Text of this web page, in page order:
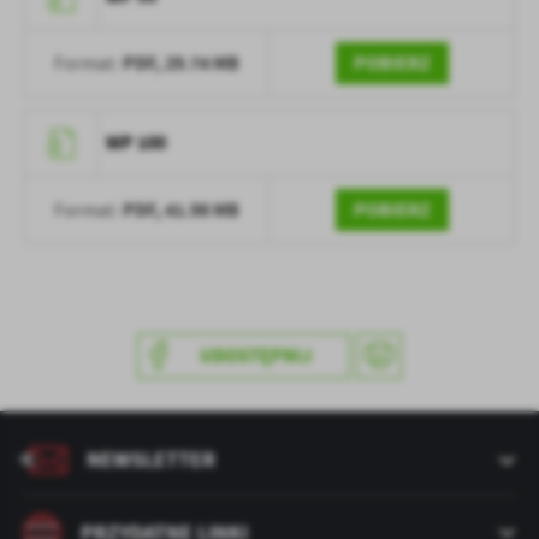
treści w postaci wiadomości, ofert, komunikatów mediów
Format: PDF, 29.74 MB POBIERZ
WP 100
Format: PDF, 41.98 MB POBIERZ
UDOSTĘPNIJ
PRZYDATNE LINKI
NEWSLETTER